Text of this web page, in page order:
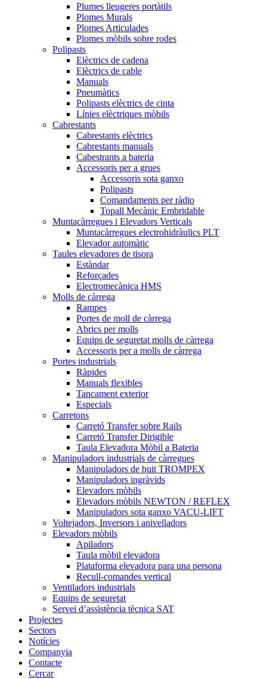
Plumes lleugeres portàtils
Plomes Murals
Plomes Articulades
Plomes mòbils sobre rodes
Polipasts
Elèctrics de cadena
Elèctrics de cable
Manuals
Pneumàtics
Polipasts elèctrics de cinta
Línies elèctriques mòbils
Cabrestants
Cabrestants elèctrics
Cabrestants manuals
Cabestrants a bateria
Accessoris per a grues
Accessoris sota ganxo
Polipasts
Comandaments per ràdio
Topall Mecànic Embridable
Muntacàrregues i Elevadors Verticals
Muntacàrregues electrohidràulics PLT
Elevador automàtic
Taules elevadores de tisora
Estàndar
Reforçades
Electromecànica HMS
Molls de càrrega
Rampes
Portes de moll de càrrega
Abrics per molls
Equips de seguretat molls de càrrega
Accessoris per a molls de càrrega
Portes industrials
Ràpides
Manuals flexibles
Tancament exterior
Especials
Carretons
Carretó Transfer sobre Rails
Carretó Transfer Dirigible
Taula Elevadora Mòbil a Bateria
Manipuladors industrials de càrregues
Manipuladors de buit TROMPEX
Manipuladors ingràvids
Elevadors mòbils
Elevadors mòbils NEWTON / REFLEX
Manipuladors sota ganxo VACU-LIFT
Voltejadors, Inversors i anivelladors
Elevadors mòbils
Apiladors
Taula mòbil elevadora
Plataforma elevadora para una persona
Recull-comandes vertical
Ventiladors industrials
Equips de seguretat
Servei d’assistència tècnica SAT
Projectes
Sectors
Notícies
Companyia
Contacte
Cercar